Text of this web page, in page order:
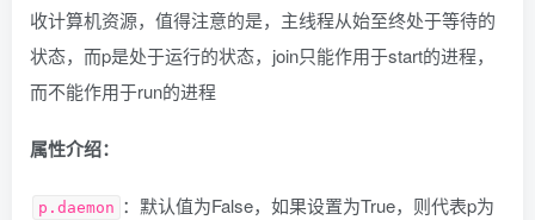
收计算机资源，值得注意的是，主线程从始至终处于等待的
状态，而p是处于运行的状态，join只能作用于start的进程，
而不能作用于run的进程
属性介绍：
p.daemon ：默认值为False，如果设置为True，则代表p为